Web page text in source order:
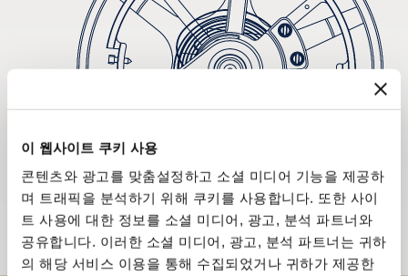
이 웹사이트 쿠키 사용
콘텐츠와 광고를 맞춤설정하고 소셜 미디어 기능을 제공하
며 트래픽을 분석하기 위해 쿠키를 사용합니다. 또한 사이
트 사용에 대한 정보를 소셜 미디어, 광고, 분석 파트너와
공유합니다. 이러한 소셜 미디어, 광고, 분석 파트너는 귀하
의 해당 서비스 이용을 통해 수집되었거나 귀하가 제공한